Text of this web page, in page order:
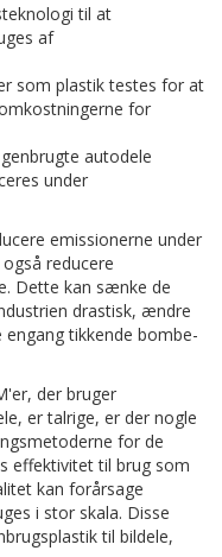
til at
af
som plastik testes for at
for
autodele
under
emissionerne under
reducere
Dette kan sænke de
drastisk, ændre
tikkende bombe-
der bruger
er talrige, er der nogle
for de
effektivitet til brug som
kan forårsage
i stor skala. Disse
til bildele,